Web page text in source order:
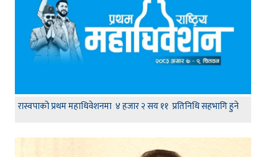
रास्वपाको प्रथम महाधिवेशनमा ४ हजार २ सय ११ प्रतिनिधि सहभागि हुने